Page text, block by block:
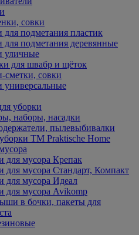
совки
подметания пластик
подметания деревянные
уличные
для швабр и щёток
сметки, совки
уборки
наборы, насадки
пылевыбивалки
ТМ Praktische Home
мусора Крепак
мусора Стандарт, Компакт
для мусора Идеал
для мусора Avikomp
в бочки, пакеты для